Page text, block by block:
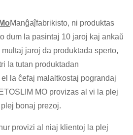
Manĝaĵfabrikisto, ni produktas
dum la pasintaj 10 jaroj kaj ankaŭ
jaroj da produktada sperto,
la tutan produktadan
la ĉefaj malaltkostaj pograndaj
MO provizas al vi la plej
bonaj prezoj.
provizi al niaj klientoj la plej